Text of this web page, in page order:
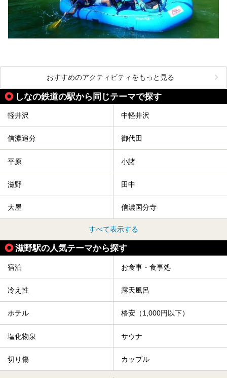
おすすめのアクティビティをもっと見る
しなの鉄道の駅から同じテーマで探す
軽井沢 中軽井沢
信濃追分 御代田
平原 小諸
滋野 田中
大屋 信濃国分寺
すべて表示する
滋野駅の人気テーマから探す
宿泊 お食事・食事処
冷え性 露天風呂
ホテル 格安（1,000円以下）
塩化物泉 サウナ
切り傷 カップル